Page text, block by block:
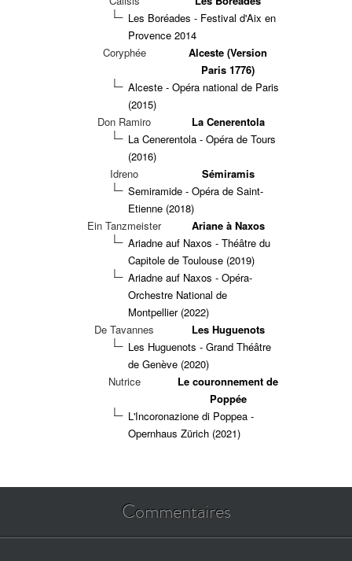
Les Boréades - Festival d'Aix en
Provence 2014
Coryphée
Alceste (Version
Paris 1776)
Alceste - Opéra national de Paris
(2015)
Don Ramiro
La Cenerentola
La Cenerentola - Opéra de Tours
(2016)
Idreno
Sémiramis
Semiramide - Opéra de Saint-
Etienne (2018)
Ein Tanzmeister
Ariane à Naxos
Ariadne auf Naxos - Théâtre du
Capitole de Toulouse (2019)
Ariadne auf Naxos - Opéra-
Orchestre National de
Montpellier (2022)
De Tavannes
Les Huguenots
Les Huguenots - Grand Théâtre
de Genève (2020)
Nutrice
Le couronnement de
Poppée
L'Incoronazione di Poppea -
Opernhaus Zürich (2021)
Commentaires